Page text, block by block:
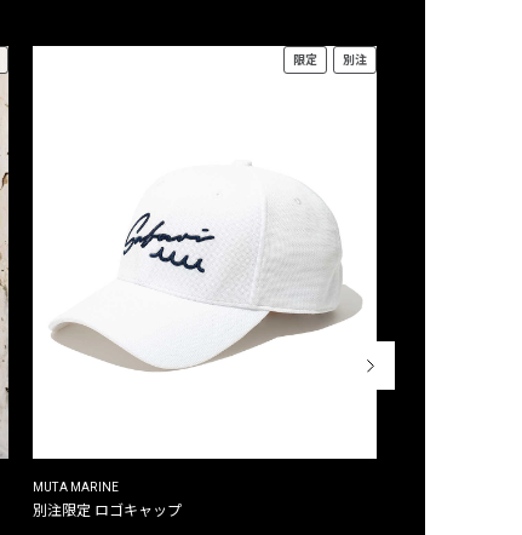
限定 別注
MUTA MARINE
別注限定 ロゴキャップ